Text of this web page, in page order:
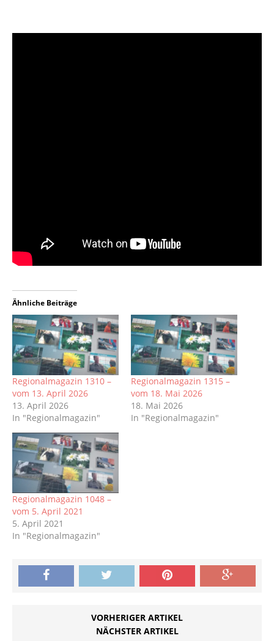
Ähnliche Beiträge
Regionalmagazin 1310 –
vom 13. April 2026
13. April 2026
In "Regionalmagazin"
Regionalmagazin 1315 –
vom 18. Mai 2026
18. Mai 2026
In "Regionalmagazin"
Regionalmagazin 1048 –
vom 5. April 2021
5. April 2021
In "Regionalmagazin"
VORHERIGER ARTIKEL
NÄCHSTER ARTIKEL